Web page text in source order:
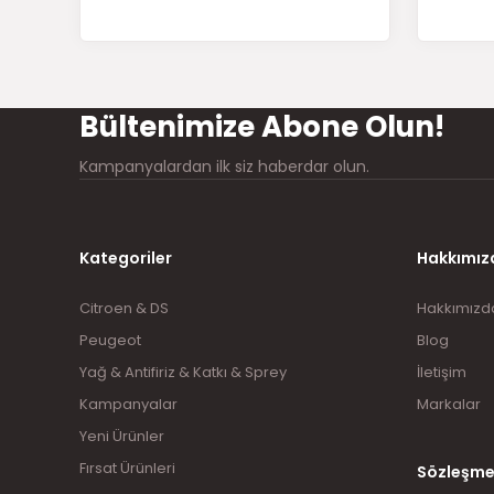
Ürün fiyatı diğer sitelerden daha pahalı.
Bültenimize Abone Olun!
Kampanyalardan ilk siz haberdar olun.
Kategoriler
Citroen & DS
Peugeot
Yağ & Antifiriz & Katkı & Sprey
Kampanyalar
Yeni Ürünler
Fırsat Ürünleri
Blog
İletişim
Markalar